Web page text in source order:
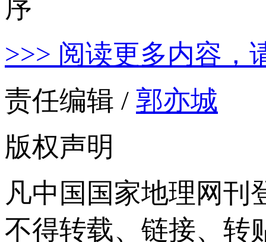
>>> 阅读更多内容，
责任编辑 / 郭亦城
版权声明
凡中国国家地理网刊
不得转载、链接、转